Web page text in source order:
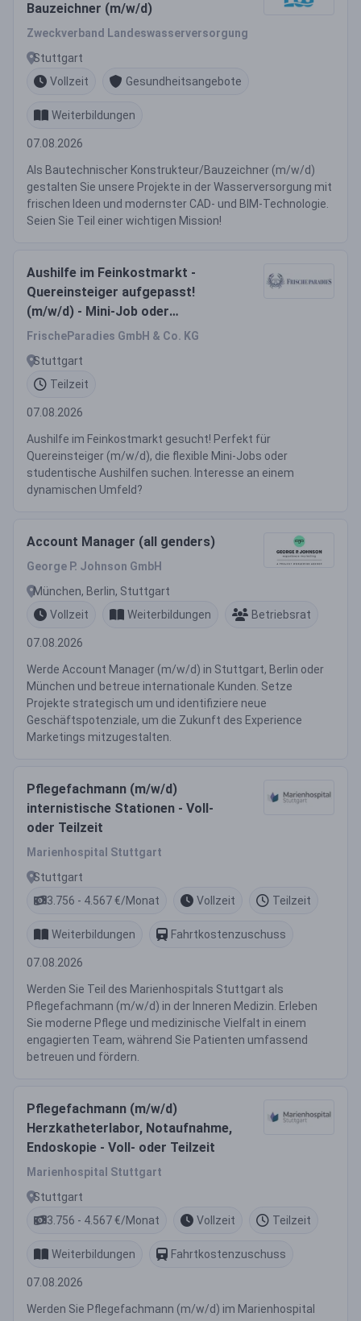
Bauzeichner (m/w/d)
Zweckverband Landeswasserversorgung
Stuttgart
Vollzeit
Gesundheitsangebote
Weiterbildungen
07.08.2026
Als Bautechnischer Konstrukteur/Bauzeichner (m/w/d)
gestalten Sie unsere Projekte in der Wasserversorgung mit
frischen Ideen und modernster CAD- und BIM-Technologie.
Seien Sie Teil einer wichtigen Mission!
Aushilfe im Feinkostmarkt -
Quereinsteiger aufgepasst!
(m/w/d) - Mini-Job oder
studentische Aushilfe -
FrischeParadies GmbH & Co. KG
Stuttgart
Teilzeit
07.08.2026
Aushilfe im Feinkostmarkt gesucht! Perfekt für
Quereinsteiger (m/w/d), die flexible Mini-Jobs oder
studentische Aushilfen suchen. Interesse an einem
dynamischen Umfeld?
Account Manager (all genders)
George P. Johnson GmbH
München, Berlin, Stuttgart
Vollzeit
Weiterbildungen Betriebsrat
07.08.2026
Werde Account Manager (m/w/d) in Stuttgart, Berlin oder
München und betreue internationale Kunden. Setze
Projekte strategisch um und identifiziere neue
Geschäftspotenziale, um die Zukunft des Experience
Marketings mitzugestalten.
Pflegefachmann (m/w/d)
internistische Stationen - Voll-
oder Teilzeit
Marienhospital Stuttgart
Stuttgart
3.756 - 4.567 €/Monat
Vollzeit Teilzeit
Weiterbildungen Fahrtkostenzuschuss
07.08.2026
Werden Sie Teil des Marienhospitals Stuttgart als
Pflegefachmann (m/w/d) in der Inneren Medizin. Erleben
Sie moderne Pflege und medizinische Vielfalt in einem
engagierten Team, während Sie Patienten umfassend
betreuen und fördern.
Pflegefachmann (m/w/d)
Herzkatheterlabor, Notaufnahme,
Endoskopie - Voll- oder Teilzeit
Marienhospital Stuttgart
Stuttgart
3.756 - 4.567 €/Monat
Vollzeit Teilzeit
Weiterbildungen Fahrtkostenzuschuss
07.08.2026
Werden Sie Pflegefachmann (m/w/d) im Marienhospital